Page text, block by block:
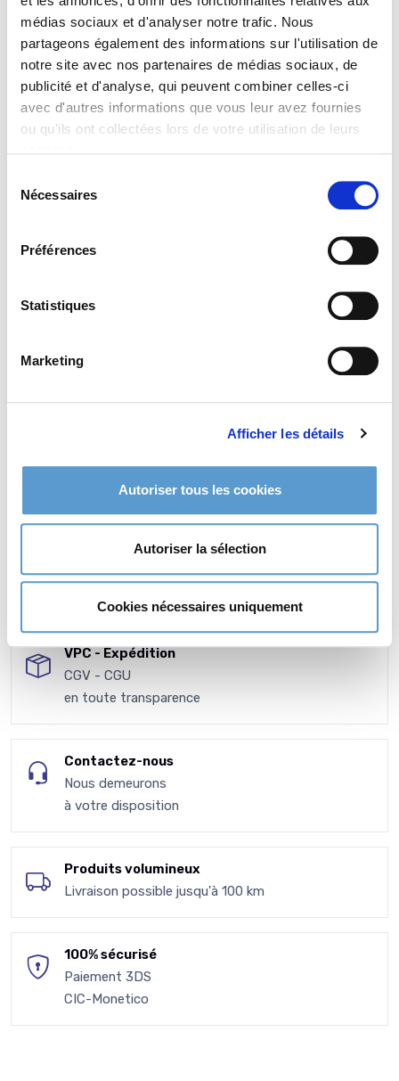
médias sociaux et d'analyser notre trafic. Nous
partageons également des informations sur l'utilisation de
notre site avec nos partenaires de médias sociaux, de
publicité et d'analyse, qui peuvent combiner celles-ci
avec d'autres informations que vous leur avez fournies
ou qu'ils ont collectées lors de votre utilisation de leurs
Nécessaires
Préférences
Statistiques
Marketing
Afficher les détails
Autoriser tous les cookies
Autoriser la sélection
Cookies nécessaires uniquement
Entretien deSEDUM alpestre
aucun entretien sinon enlever les tiges sêches des variétés
caduques au printemps.
Type de sol deSEDUM alpestre
tout type de sol.
SEDUM alpestre est une plante à feuillage persistant.
VPC - Expédition
CGV - CGU
en toute transparence
Contactez-nous
Nous demeurons
à votre disposition
Produits volumineux
Livraison possible jusqu'à 100 km
100% sécurisé
Paiement 3DS
CIC-Monetico